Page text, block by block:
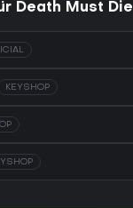
Death Must Die
KEYSHOP